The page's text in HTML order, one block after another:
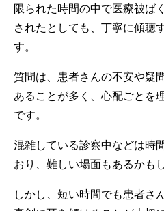
限られた時間の中で医療被ば
されたとしても、丁寧に傾聴
す。
質問は、患者さんの不安や疑
あることが多く、心配ごとを
です。
混雑している診察中などは時
おり、難しい場面もあるかも
しかし、短い時間でも患者さ